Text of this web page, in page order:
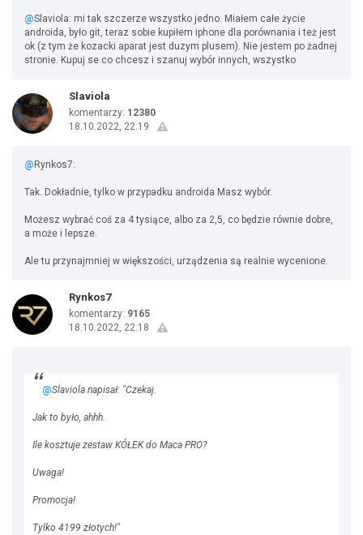
@Slaviola: mi tak szczerze wszystko jedno. Miałem całe życie
androida, było git, teraz sobie kupiłem iphone dla porównania i też jest
ok (z tym że kozacki aparat jest duzym plusem). Nie jestem po żadnej
stronie. Kupuj se co chcesz i szanuj wybór innych, wszystko
Slaviola
komentarzy: 12380
18.10.2022, 22:19
@ Rynkos7:
Tak. Dokładnie, tylko w przypadku androida Masz wybór.
Możesz wybrać coś za 4 tysiące, albo za 2,5, co będzie równie dobre,
a może i lepsze.
Ale tu przynajmniej w większości, urządzenia są realnie wycenione.
Rynkos7
komentarzy: 9165
18.10.2022, 22:18
@Slaviola napisał: "Czekaj.
Jak to było, ahhh.
Ile kosztuje zestaw KÓŁEK do Maca PRO?
Uwaga!
Promocja!
Tylko 4199 złotych!"